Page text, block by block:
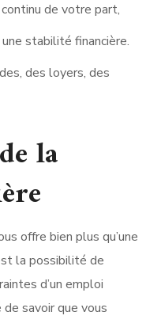
de votre part,
stabilité financière.
des loyers, des
la
offre bien plus qu’une
la possibilité de
d’un emploi
de savoir que vous